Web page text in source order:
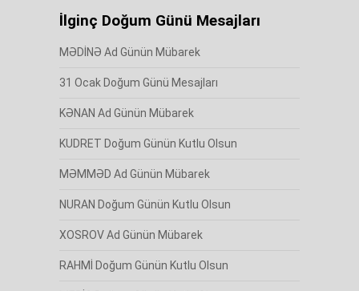
İlginç Doğum Günü Mesajları
MƏDİNƏ Ad Günün Mübarek
31 Ocak Doğum Günü Mesajları
KƏNAN Ad Günün Mübarek
KUDRET Doğum Günün Kutlu Olsun
MƏMMƏD Ad Günün Mübarek
NURAN Doğum Günün Kutlu Olsun
XOSROV Ad Günün Mübarek
RAHMİ Doğum Günün Kutlu Olsun